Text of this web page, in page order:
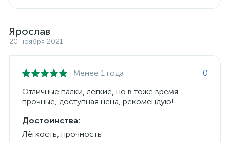
Ярослав
20 ноября 2021
Менее 1 года
0
Отличные палки, легкие, но в тоже время
прочные, доступная цена, рекомендую!
Достоинства:
Лёгкость, прочность